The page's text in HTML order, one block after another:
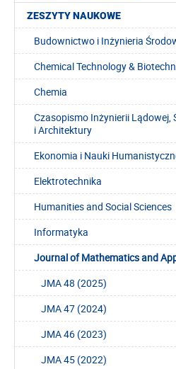
ZESZYTY NAUKOWE
Budownictwo i Inżynieria
Chemical Technology &
Chemia
Czasopismo Inżynierii Lądowej,
i Architektury
Ekonomia i Nauki
Elektrotechnika
Humanities and Social Sciences
Informatyka
Journal of Mathematics and
JMA 48 (2025)
JMA 47 (2024)
JMA 46 (2023)
JMA 45 (2022)